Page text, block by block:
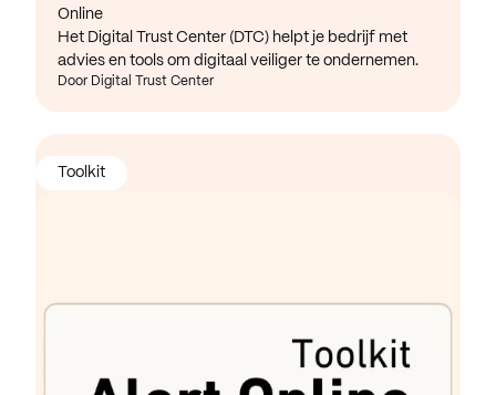
Online
Het Digital Trust Center (DTC) helpt je bedrijf met
advies en tools om digitaal veiliger te ondernemen.
Door Digital Trust Center
Toolkit